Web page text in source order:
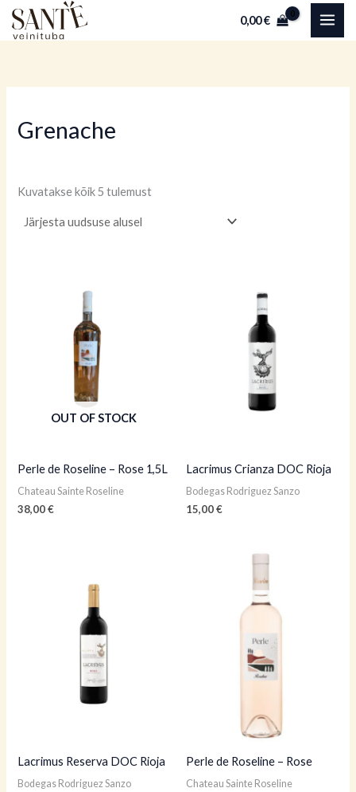
Skip
0,00€
Grenache
Kuvatakse kõik 5 tulemust
OUT OF STOCK
Perle de Roseline – Rose 1,5L
Chateau Sainte Roseline
38,00€
Lacrimus Crianza DOC Rioja
Bodegas Rodriguez Sanzo
15,00€
Lacrimus Reserva DOC Rioja
Bodegas Rodriguez Sanzo
Perle de Roseline – Rose
Chateau Sainte Roseline